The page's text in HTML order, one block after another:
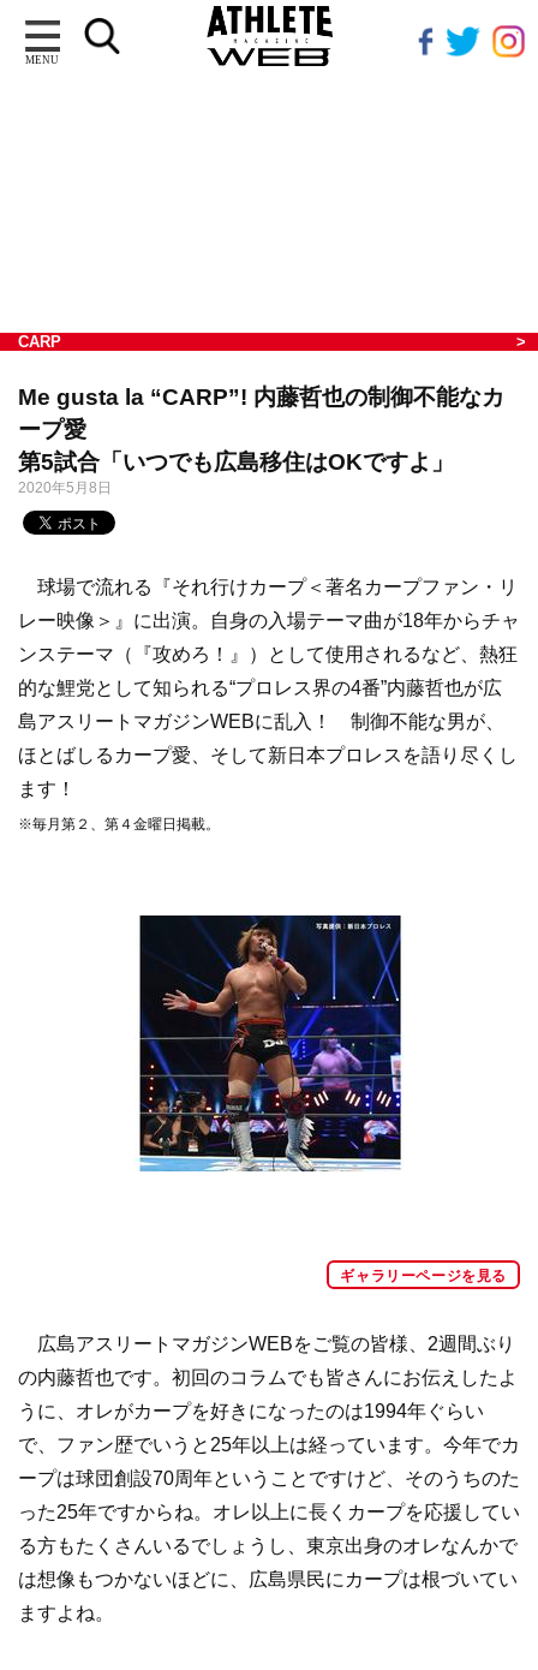
MENU
CARP
Me gusta la “CARP”! 内藤哲也の制御不能なカ
ープ愛
第5試合「いつでも広島移住はOKですよ」
2020年5月8日
球場で流れる『それ行けカープ＜著名カープファン・リ
レー映像＞』に出演。自身の入場テーマ曲が18年からチャ
ンステーマ（『攻めろ！』）として使用されるなど、熱狂
的な鯉党として知られる“プロレス界の4番”内藤哲也が広
島アスリートマガジンWEBに乱入！ 制御不能な男が、
ほとばしるカープ愛、そして新日本プロレスを語り尽くし
ます！
※毎月第２、第４金曜日掲載。
ギャラリーページを見る
広島アスリートマガジンWEBをご覧の皆様、2週間ぶり
の内藤哲也です。初回のコラムでも皆さんにお伝えしたよ
うに、オレがカープを好きになったのは1994年ぐらい
で、ファン歴でいうと25年以上は経っています。今年でカ
ープは球団創設70周年ということですけど、そのうちのた
った25年ですからね。オレ以上に長くカープを応援してい
る方もたくさんいるでしょうし、東京出身のオレなんかで
は想像もつかないほどに、広島県民にカープは根づいてい
ますよね。